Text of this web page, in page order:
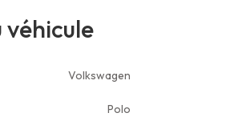
véhicule
Volkswagen
Polo